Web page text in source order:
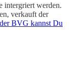
intergriert werden.
verkauft der
BVG kannst Du